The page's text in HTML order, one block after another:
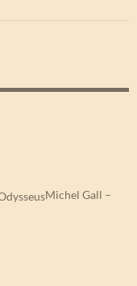
Michel Gall –